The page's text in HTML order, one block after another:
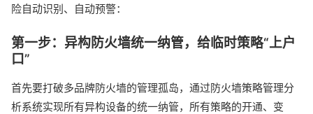
险自动识别、自动预警：
第一步：异构防火墙统一纳管，给临时策略“上户
口”
首先要打破多品牌防火墙的管理孤岛，通过防火墙策略管理分
析系统实现所有异构设备的统一纳管，所有策略的开通、变